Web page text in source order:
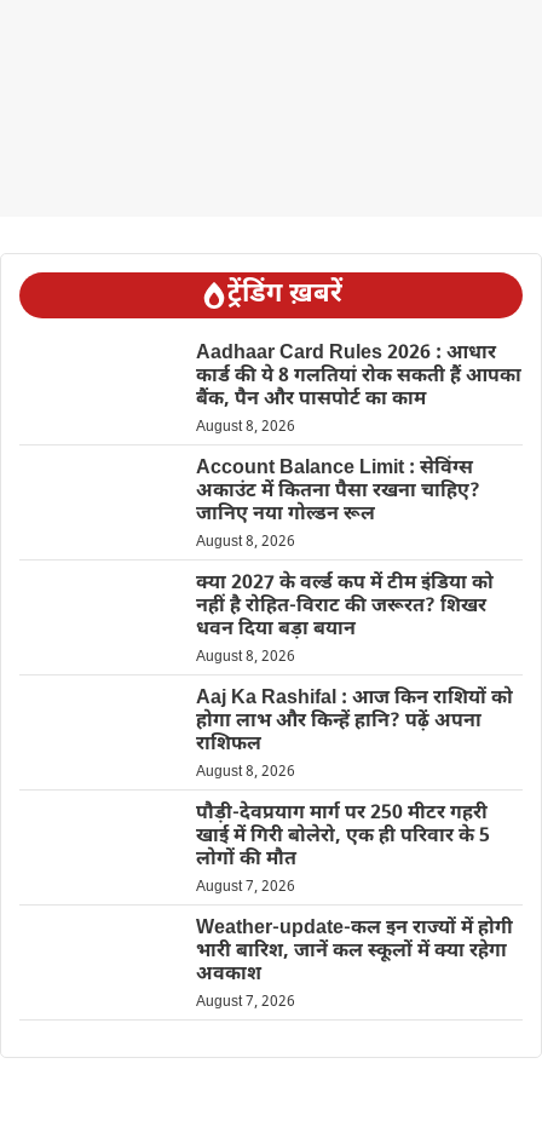
ट्रेंडिंग ख़बरें
Aadhaar Card Rules 2026 : आधार
कार्ड की ये 8 गलतियां रोक सकती हैं आपका
बैंक, पैन और पासपोर्ट का काम
August 8, 2026
Account Balance Limit : सेविंग्स
अकाउंट में कितना पैसा रखना चाहिए?
जानिए नया गोल्डन रूल
August 8, 2026
क्या 2027 के वर्ल्ड कप में टीम इंडिया को
नहीं है रोहित-विराट की जरूरत? शिखर
धवन दिया बड़ा बयान
August 8, 2026
Aaj Ka Rashifal : आज किन राशियों को
होगा लाभ और किन्हें हानि? पढ़ें अपना
राशिफल
August 8, 2026
पौड़ी-देवप्रयाग मार्ग पर 250 मीटर गहरी
खाई में गिरी बोलेरो, एक ही परिवार के 5
लोगों की मौत
August 7, 2026
Weather-update-कल इन राज्यों में होगी
भारी बारिश, जानें कल स्कूलों में क्या रहेगा
अवकाश
August 7, 2026